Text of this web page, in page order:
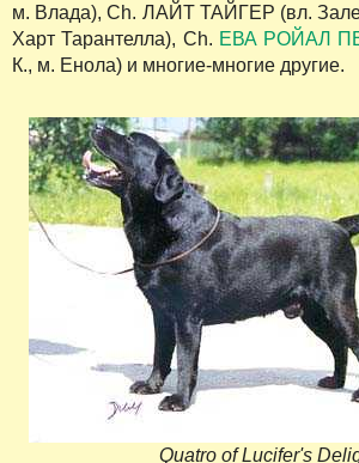
м. Влада), Ch. ЛАЙТ ТАЙГЕР (вл.
Харт Тарантелла), Ch. ЕВА РОЙАЛ
К., м. Енола) и многие-многие другие.
Quatro of Lucifer's